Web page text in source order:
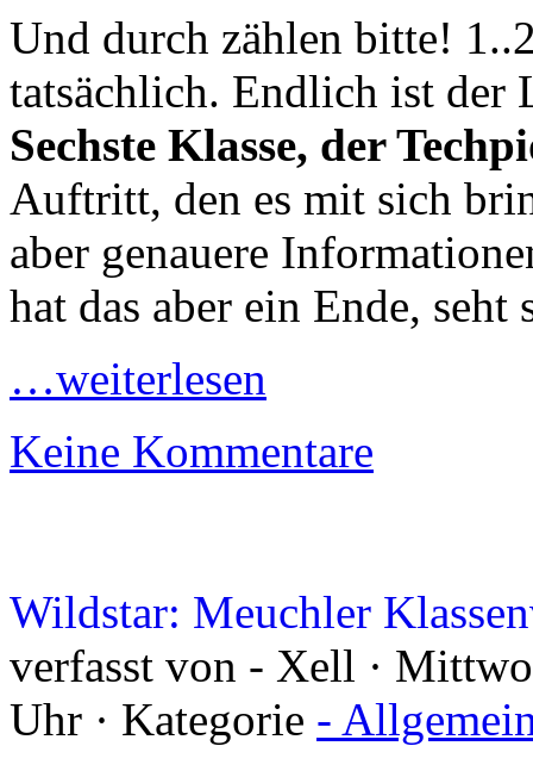
Und durch zählen bitte!
tatsächlich. Endlich ist der
Sechste Klasse, der
Auftritt, den es mit sich
aber genauere
hat das aber ein Ende, seht
…weiterlesen
Keine Kommentare
Wildstar: Meuchler
verfasst von - Xell ·
Uhr · Kategorie -